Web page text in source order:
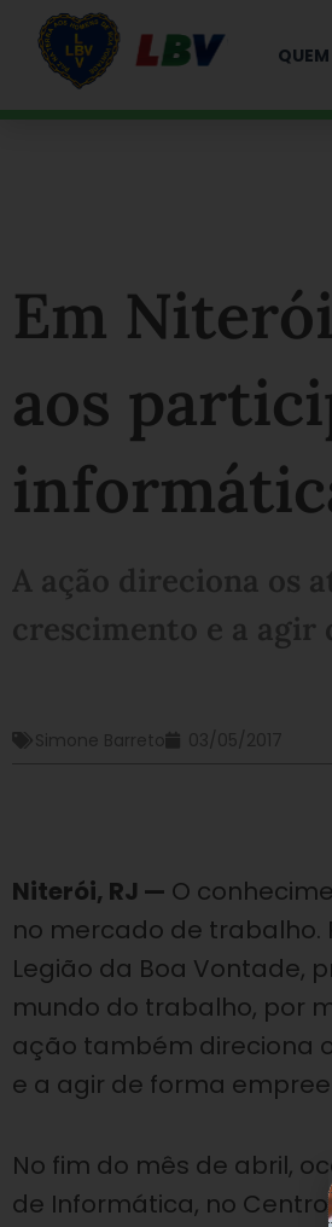
Em
aos
A ação direciona os
crescimento e a agir
Simone Barreto 03/05/2017
Niterói, RJ — O
no mercado de trabalho.
Legião da Boa Vontade,
mundo do trabalho, por
ação também direciona
e a agir de forma
No fim do mês de abril,
de Informática, no